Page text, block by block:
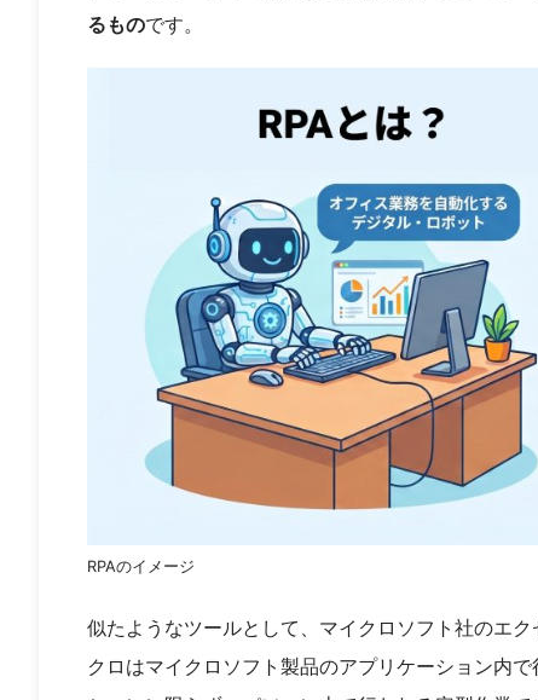
るものです。
RPAのイメージ
似たようなツールとして、マイクロソフト社のエ
クロはマイクロソフト製品のアプリケーション内